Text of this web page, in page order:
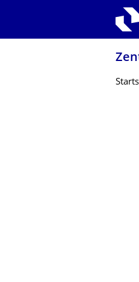
Zur Hauptnavigation springen